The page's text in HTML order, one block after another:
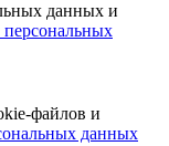
данных и
файлов и
данных